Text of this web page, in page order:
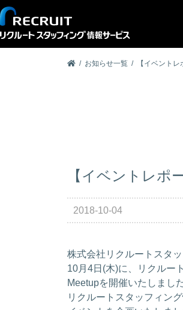
お知らせ一覧 【イベント
【イベントレポ
2018-10-04
株式会社リクルートスタ
10月4日(木)に、リクルー
Meetupを開催いたしました
リクルートスタッフィン